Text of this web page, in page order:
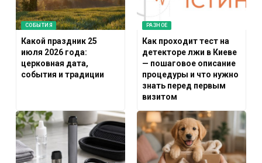
СОБЫТИЯ
Какой праздник 25
июля 2026 года:
церковная дата,
события и традиции
РАЗНОЕ
Как проходит тест на
детекторе лжи в Киеве
— пошаговое описание
процедуры и что нужно
знать перед первым
визитом